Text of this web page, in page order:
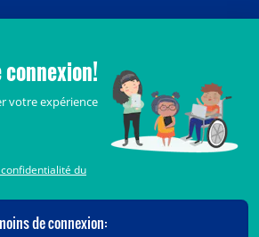
Justine.
Crédits
des organismes publics